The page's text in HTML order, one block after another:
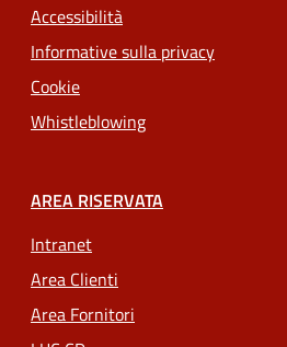
Accessibilità
Informative sulla privacy
Cookie
Whistleblowing
AREA RISERVATA
Intranet
Area Clienti
Area Fornitori